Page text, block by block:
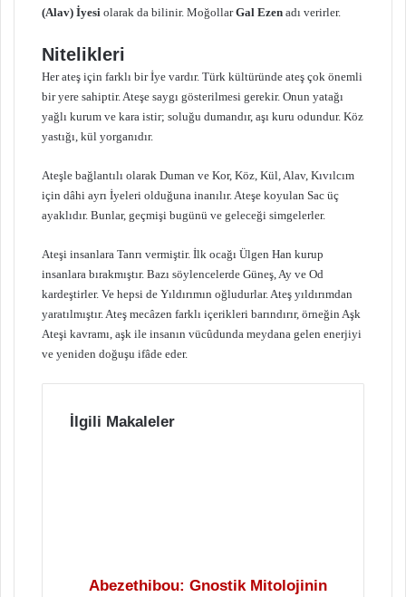
(Alav) İyesi olarak da bilinir. MoğollarGal Ezen adı verirler.
Nitelikleri
Her ateş için farklı bir İye vardır. Türk kültüründe ateş çok önemli
bir yere sahiptir. Ateşe saygı gösterilmesi gerekir. Onun yatağı
yağlı kurum ve kara istir; soluğu dumandır, aşı kuru odundur. Köz
yastığı, kül yorganıdır.
Ateşle bağlantılı olarak Duman ve Kor, Köz, Kül, Alav, Kıvılcım
için dâhi ayrı İyeleri olduğuna inanılır. Ateşe koyulan Sac üç
ayaklıdır. Bunlar, geçmişi bugünü ve geleceği simgelerler.
Ateşi insanlara Tanrı vermiştir. İlk ocağı Ülgen Han kurup
insanlara bırakmıştır. Bazı söylencelerde Güneş, Ay ve Od
kardeştirler. Ve hepsi de Yıldırımın oğludurlar. Ateş yıldırımdan
yaratılmıştır. Ateş mecâzen farklı içerikleri barındırır, örneğin Aşk
Ateşi kavramı, aşk ile insanın vücûdunda meydana gelen enerjiyi
ve yeniden doğuşu ifâde eder.
İlgili Makaleler
Abezethibou: Gnostik Mitolojinin